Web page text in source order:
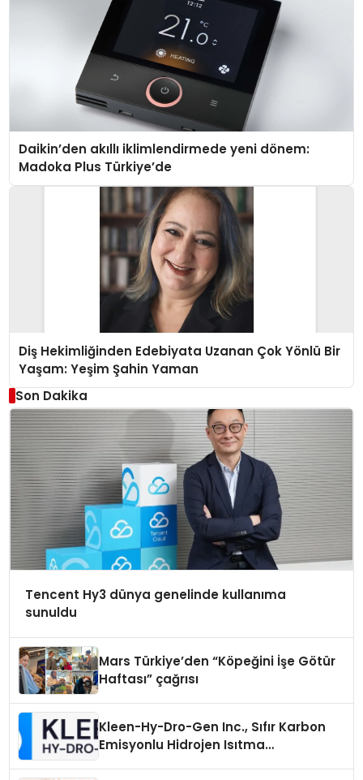
Daikin’den akıllı iklimlendirmede yeni dönem:
Madoka Plus Türkiye’de
Diş Hekimliğinden Edebiyata Uzanan Çok Yönlü Bir
Yaşam: Yeşim Şahin Yaman
Son Dakika
Tencent Hy3 dünya genelinde kullanıma
sunuldu
Mars Türkiye’den “Köpeğini İşe Götür
Haftası” çağrısı
Kleen-Hy-Dro-Gen Inc., Sıfır Karbon
Emisyonlu Hidrojen Isıtma